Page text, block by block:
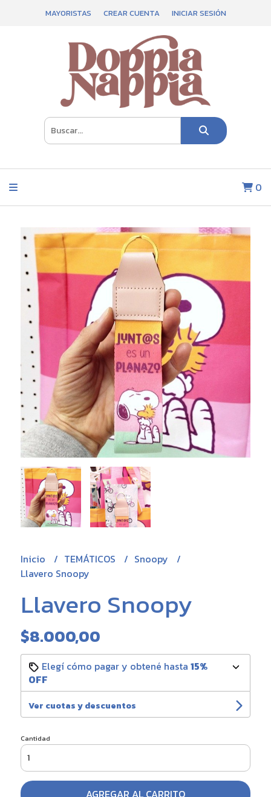
MAYORISTAS CREAR CUENTA INICIAR SESIÓN
0
Inicio TEMÁTICOS
Snoopy
Llavero Snoopy
Llavero Snoopy
$8.000,00
Elegí cómo pagar y obtené hasta 15%
OFF
Ver cuotas y descuentos
Cantidad
AGREGAR AL CARRITO